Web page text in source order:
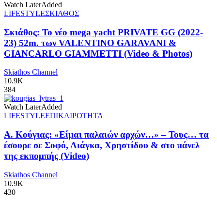
Watch LaterAdded
LIFESTYLEΣΚΙΑΘΟΣ
Σκιάθος: Το νέο mega yacht PRIVATE GG (2022-
23) 52m. των VALENTINO GARAVANI &
GIANCARLO GIAMMETTI (Video & Photos)
Skiathos Channel
10.9K
384
Watch LaterAdded
LIFESTYLEΕΠΙΚΑΙΡΟΤΗΤΑ
Α. Κούγιας: «Είμαι παλαιών αρχών…» – Τους… τα
έσουρε σε Σοφό, Λιάγκα, Χρηστίδου & στο πάνελ
της εκπομπής (Video)
Skiathos Channel
10.9K
430